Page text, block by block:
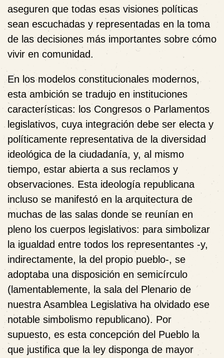
aseguren que todas esas visiones políticas
sean escuchadas y representadas en la toma
de las decisiones más importantes sobre cómo
vivir en comunidad.
En los modelos constitucionales modernos,
esta ambición se tradujo en instituciones
características: los Congresos o Parlamentos
legislativos, cuya integración debe ser electa y
políticamente representativa de la diversidad
ideológica de la ciudadanía, y, al mismo
tiempo, estar abierta a sus reclamos y
observaciones. Esta ideología republicana
incluso se manifestó en la arquitectura de
muchas de las salas donde se reunían en
pleno los cuerpos legislativos: para simbolizar
la igualdad entre todos los representantes -y,
indirectamente, la del propio pueblo-, se
adoptaba una disposición en semicírculo
(lamentablemente, la sala del Plenario de
nuestra Asamblea Legislativa ha olvidado ese
notable simbolismo republicano). Por
supuesto, es esta concepción del Pueblo la
que justifica que la ley disponga de mayor